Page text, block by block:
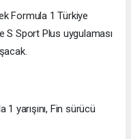
Formula 1 Türkiye
S Sport Plus uygulaması
yarışını, Fin sürücü